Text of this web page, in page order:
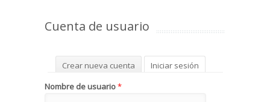
Cuenta de usuario
Solapas principales
Crear nueva cuenta Iniciar sesión
Solicitar una nueva contraseña
Nombre de usuario*